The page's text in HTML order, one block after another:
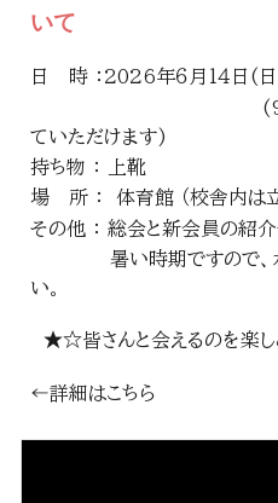
いて
日 時 ：2026年６月1４日(
(9:30～受付
ていただけます)
持ち物 ： 上靴
場 所 ： 体育館 （校舎内は立
その他 ： 総会と新会員の紹
暑い時期ですので、水
い。
★☆皆さんと会えるのを楽
←詳細はこちら